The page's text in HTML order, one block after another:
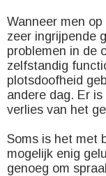
Wanneer men
zeer ingrijpende
problemen in de
zelfstandig
plotsdoofheid
andere dag. Er
verlies van het
Soms is het met
mogelijk enig
genoeg om